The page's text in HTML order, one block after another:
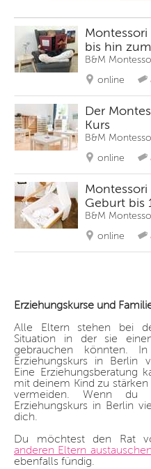
bis hin
B&M
online
Der
Kurs
B&M
online
Geburt bis
B&M
online
Erziehungskurse und
Alle Eltern stehen bei
Situation in der sie
gebrauchen könnten.
Erziehungskurs in Berlin
Eine Erziehungsberatung
mit deinem Kind zu
vermeiden. Wenn
Erziehungskurs in Berlin
dich.
Du möchtest den Rat
anderen Eltern austauschen
ebenfalls fündig.